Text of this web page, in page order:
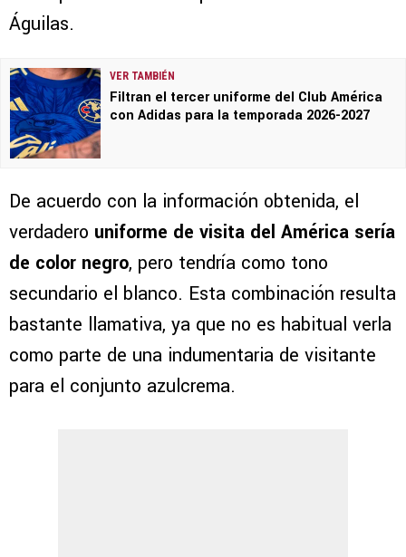
Águilas.
VER TAMBIÉN
Filtran el tercer uniforme del Club América
con Adidas para la temporada 2026-2027
De acuerdo con la información obtenida, el
verdadero uniforme de visita del América sería
de color negro, pero tendría como tono
secundario el blanco. Esta combinación resulta
bastante llamativa, ya que no es habitual verla
como parte de una indumentaria de visitante
para el conjunto azulcrema.